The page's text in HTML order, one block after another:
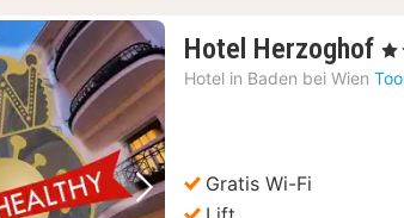
Volgende foto
Hotel Herzoghof 1
, 4
Hotel in Baden bei Wien
Gratis Wi-Fi